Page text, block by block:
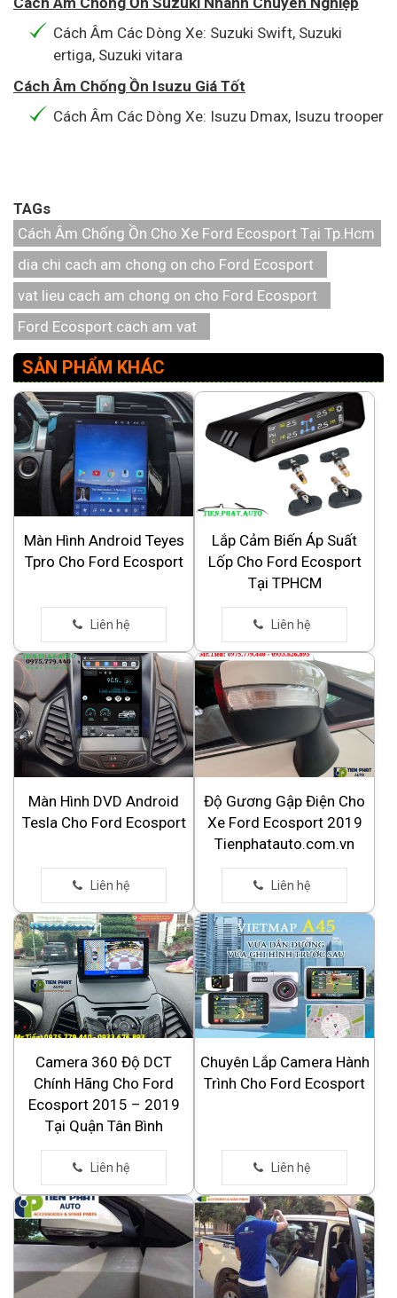
Cách Âm Các Dòng Xe: Suzuki Swift, Suzuki
ertiga, Suzuki vitara
Cách Âm Chống Ồn Isuzu Giá Tốt
Cách Âm Các Dòng Xe: Isuzu Dmax, Isuzu trooper
TAGs
Cách Âm Chống Ồn Cho Xe Ford Ecosport Tại Tp.Hcm
dia chi cach am chong on cho Ford Ecosport
vat lieu cach am chong on cho Ford Ecosport
Ford Ecosport cach am vat
SẢN PHẨM KHÁC
Màn Hình Android Teyes
Tpro Cho Ford Ecosport
Lắp Cảm Biến Áp Suất
Lốp Cho Ford Ecosport
Tại TPHCM
Màn Hình DVD Android
Tesla Cho Ford Ecosport
Độ Gương Gập Điện Cho
Xe Ford Ecosport 2019
Tienphatauto.com.vn
Camera 360 Độ DCT
Chính Hãng Cho Ford
Ecosport 2015 – 2019
Tại Quận Tân Bình
Chuyên Lắp Camera Hành
Trình Cho Ford Ecosport